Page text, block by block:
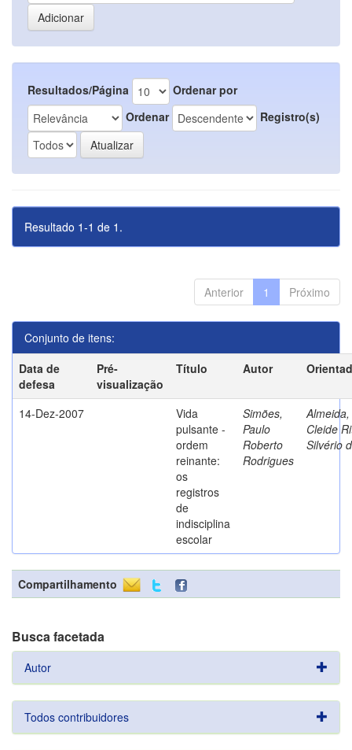
Resultados/Página
Ordenar por
Ordenar
Registro(s)
Resultado 1-1 de 1.
Anterior 1 Próximo
Conjunto de itens:
Data de
defesa
Pré-
visualização
Título Autor
14-Dez-2007
Vida
pulsante -
ordem
reinante:
os
registros
de
indisciplina
escolar
Simões,
Paulo
Roberto
Rodrigues
Almeida,
Cleide
Silvério
Compartilhamento
Busca facetada
Autor
Todos contribuidores